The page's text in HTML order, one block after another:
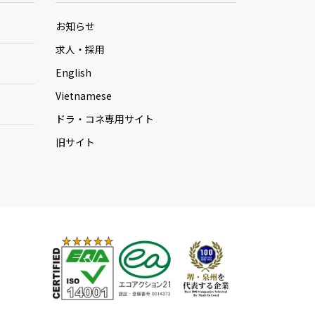
お知らせ
求人・採用
English
Vietnamese
ドラ・コネ専用サイト
旧サイト